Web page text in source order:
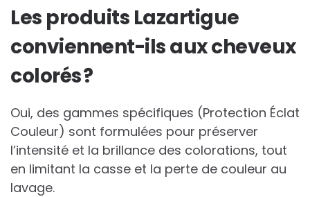
Les produits Lazartigue
conviennent-ils aux cheveux
colorés ?
Oui, des gammes spécifiques (Protection Éclat
Couleur) sont formulées pour préserver
l’intensité et la brillance des colorations, tout
en limitant la casse et la perte de couleur au
lavage.